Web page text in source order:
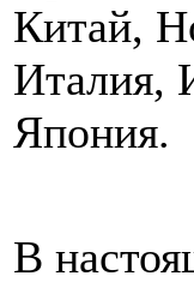
Китай,
Италия,
Япония.
В